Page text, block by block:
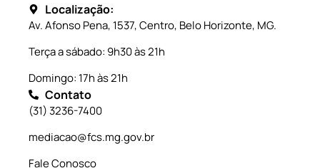
Localização:
Av. Afonso Pena, 1537, Centro, Belo Horizonte, MG.
Terça a sábado: 9h30 às 21h
Domingo: 17h às 21h
Contato
(31) 3236-7400
mediacao@fcs.mg.gov.br
Fale Conosco